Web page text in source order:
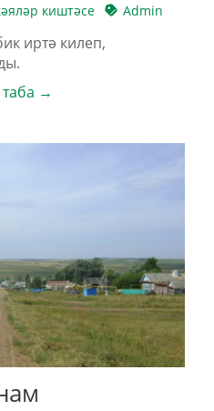
киштәсе Admin
иртә килеп,
таба →